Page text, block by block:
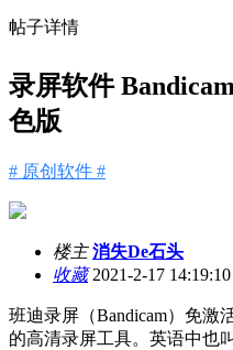
帖子详情
录屏软件
色版
# 原创软件 #
楼主 消失De石头
收藏2021-2-17 14:19:10
班迪录屏（Bandicam）免激
的高清录屏工具。英语中也